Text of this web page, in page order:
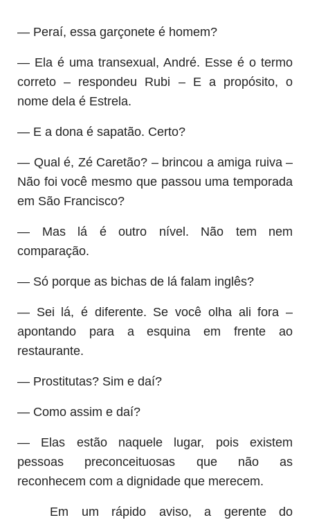
— Peraí, essa garçonete é homem?
— Ela é uma transexual, André. Esse é o termo
correto – respondeu Rubi – E a propósito, o
nome dela é Estrela.
— E a dona é sapatão. Certo?
— Qual é, Zé Caretão? – brincou a amiga ruiva –
Não foi você mesmo que passou uma temporada
em São Francisco?
— Mas lá é outro nível. Não tem nem
comparação.
— Só porque as bichas de lá falam inglês?
— Sei lá, é diferente. Se você olha ali fora –
apontando para a esquina em frente ao
restaurante.
— Prostitutas? Sim e daí?
— Como assim e daí?
— Elas estão naquele lugar, pois existem
pessoas preconceituosas que não as
reconhecem com a dignidade que merecem.
Em um rápido aviso, a gerente do